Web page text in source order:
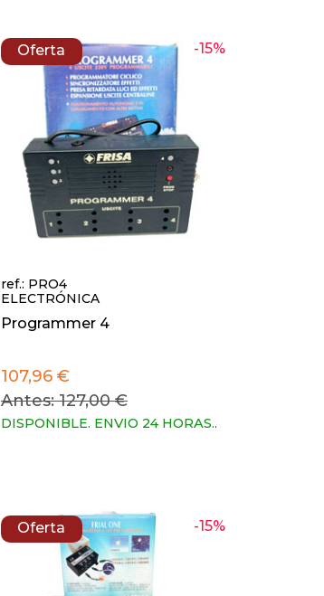
-15%
Oferta
ref.: PRO4
ELECTRÓNICA
Programmer 4
107,96 €
Antes: 127,00 €
DISPONIBLE. ENVIO 24 HORAS..
-15%
Oferta